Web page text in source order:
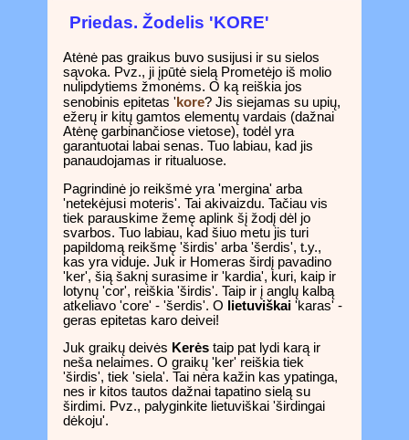
Priedas. Žodelis 'KORE'
Atėnė pas graikus buvo susijusi ir su sielos
sąvoka. Pvz., ji įpūtė sielą Prometėjo iš molio
nulipdytiems žmonėms. O ką reiškia jos
senobinis epitetas 'kore? Jis siejamas su upių,
ežerų ir kitų gamtos elementų vardais (dažnai
Atėnę garbinančiose vietose), todėl yra
garantuotai labai senas. Tuo labiau, kad jis
panaudojamas ir ritualuose.
Pagrindinė jo reikšmė yra 'mergina' arba
'netekėjusi moteris'. Tai akivaizdu. Tačiau vis
tiek parauskime žemę aplink šį žodį dėl jo
svarbos. Tuo labiau, kad šiuo metu jis turi
papildomą reikšmę 'širdis' arba 'šerdis', t.y.,
kas yra viduje. Juk ir Homeras širdį pavadino
'ker', šią šaknį surasime ir 'kardia', kuri, kaip ir
lotynų 'cor', reiškia 'širdis'. Taip ir į anglų kalbą
atkeliavo 'core' - 'šerdis'. O lietuviškai 'karas' -
geras epitetas karo deivei!
Juk graikų deivės Kerės taip pat lydi karą ir
neša nelaimes. O graikų 'ker' reiškia tiek
'širdis', tiek 'siela'. Tai nėra kažin kas ypatinga,
nes ir kitos tautos dažnai tapatino sielą su
širdimi. Pvz., palyginkite lietuviškai 'širdingai
dėkoju'.